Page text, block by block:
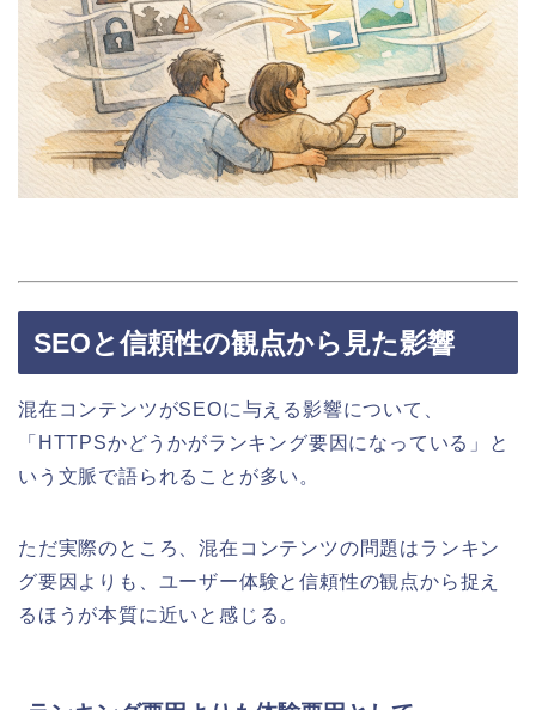
SEOと信頼性の観点から見た影響
混在コンテンツがSEOに与える影響について、
「HTTPSかどうかがランキング要因になっている」と
いう文脈で語られることが多い。
ただ実際のところ、混在コンテンツの問題はランキン
グ要因よりも、ユーザー体験と信頼性の観点から捉え
るほうが本質に近いと感じる。